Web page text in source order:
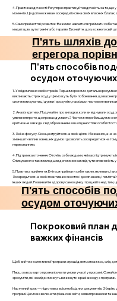
4. Практика вдячності: Регулярно практикуйте вдячність за те,
моменти. Це допоможе вам зосередитися на своїх власних благах, а
5. Самоприйняття і розвиток: Важливо навчитися приймати себе
медитацію, аутотренінг або терапію. Визнайте, що у кожного свій
П'ять шляхів
егрегора
П'ять способів
осудом оточуючих
1. Усвідомлення своїх страхів. Першим кроком є детальне
викликають страх осуду. Це можуть бути побоювання, що вас не
систематизувати ці думки і зрозуміти, наскільки часто вони
2. Аналіз критики. Подумайте про випадки, коли ви відчували
уявлення про те, що про вас думають? Часто ми перебільшуємо
критика не завжди є відображенням вашої цінності як особистості.
3. Зміна фокусу. Сконцентруйтеся на своїх цілях і бажаннях, а не
зменшити вплив зовнішніх думок і дозволить зосередитися на
переконанням.
4. Підтримка оточення. Оточіть себе людьми, які вас підтримують
Спілкування з такими людьми допоможе вам відчути впевненість
5. Практика прийняття. Вчіться приймати себе таким, яким ви є, і
Зосередьтеся на своїх позитивних якостях і досягненнях, і
інших людей. Розвивайте здорову самооцінку і працюйте над тим,
П'ять способів
осудом
Покроковий план
важких фінансів
Щоб вийти з колективної програми «гроші даються важко», слід
Перш за все, варто проаналізувати умови участі у програмі.
зрозуміти, які наслідки можуть виникнути в разі виходу з програми.
Наступний крок — підготовка всіх необхідних документів.
програмі. Це може включати фінансові звіти, заяви про внески та